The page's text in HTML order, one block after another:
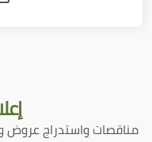
مناقصات واستدراج عروض